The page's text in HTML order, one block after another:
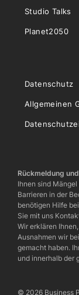
Studio Talks
Planet2050
Datenschutz
Allgemeinen
Rückmeldung
Ihnen sind
Barrieren in der
benötigen Hilfe
Sie mit uns
Wir erklären
Ausnahmen wir
gemacht haben.
und innerhalb der
© 2026 Business